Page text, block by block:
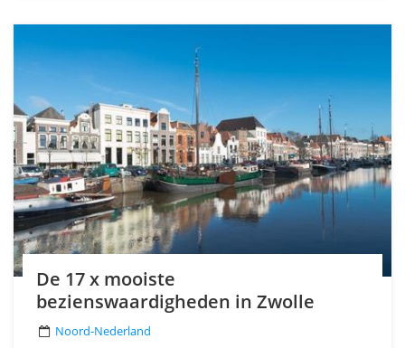
De 17 x mooiste
bezienswaardigheden in Zwolle
Noord-Nederland